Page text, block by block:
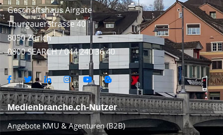
Geschäftshaus Airgate
Thurgauerstrasse 40
8050 Zürich
0800 SEARCH / 044 240 36 40
Medienbranche.ch-Nutzer
Angebote KMU & Agenturen (B2B)